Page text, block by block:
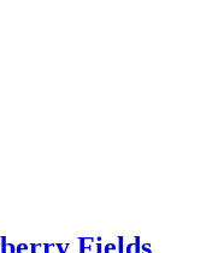
Fields